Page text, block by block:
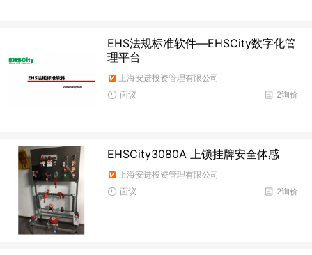
EHS法规标准软件—EHSCity数字化管
理平台
上海安进投资管理有限公司
2询价
面议
EHSCity3080A 上锁挂牌安全体感
上海安进投资管理有限公司
2询价
面议